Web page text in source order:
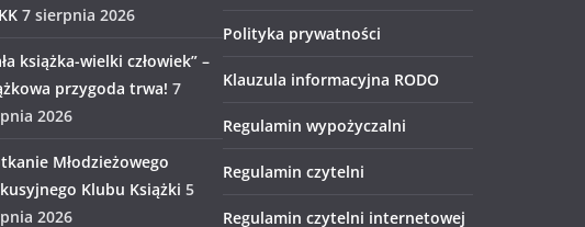
7 sierpnia 2026
książka-wielki człowiek” –
przygoda trwa! 7
2026
Młodzieżowego
Klubu Książki 5
2026
Polityka prywatności
Klauzula informacyjna RODO
Regulamin wypożyczalni
Regulamin czytelni
Regulamin czytelni internetowej